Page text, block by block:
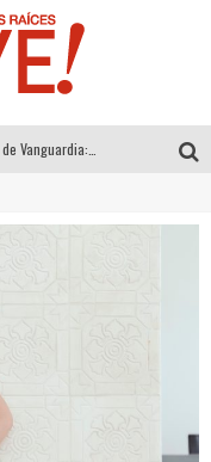
Sector Inmobiliario – recuperación a paso firme